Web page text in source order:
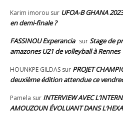
Karim imorou sur UFOA-B GHANA
en demi-finale ?
FASSINOU Experancia surStage de
amazones U21 de volleyball à Rennes
HOUNKPE GILDAS sur PROJET
deuxième édition attendue ce
Pamela sur INTERVIEW AVEC
AMOUZOUN ÉVOLUANT DANS